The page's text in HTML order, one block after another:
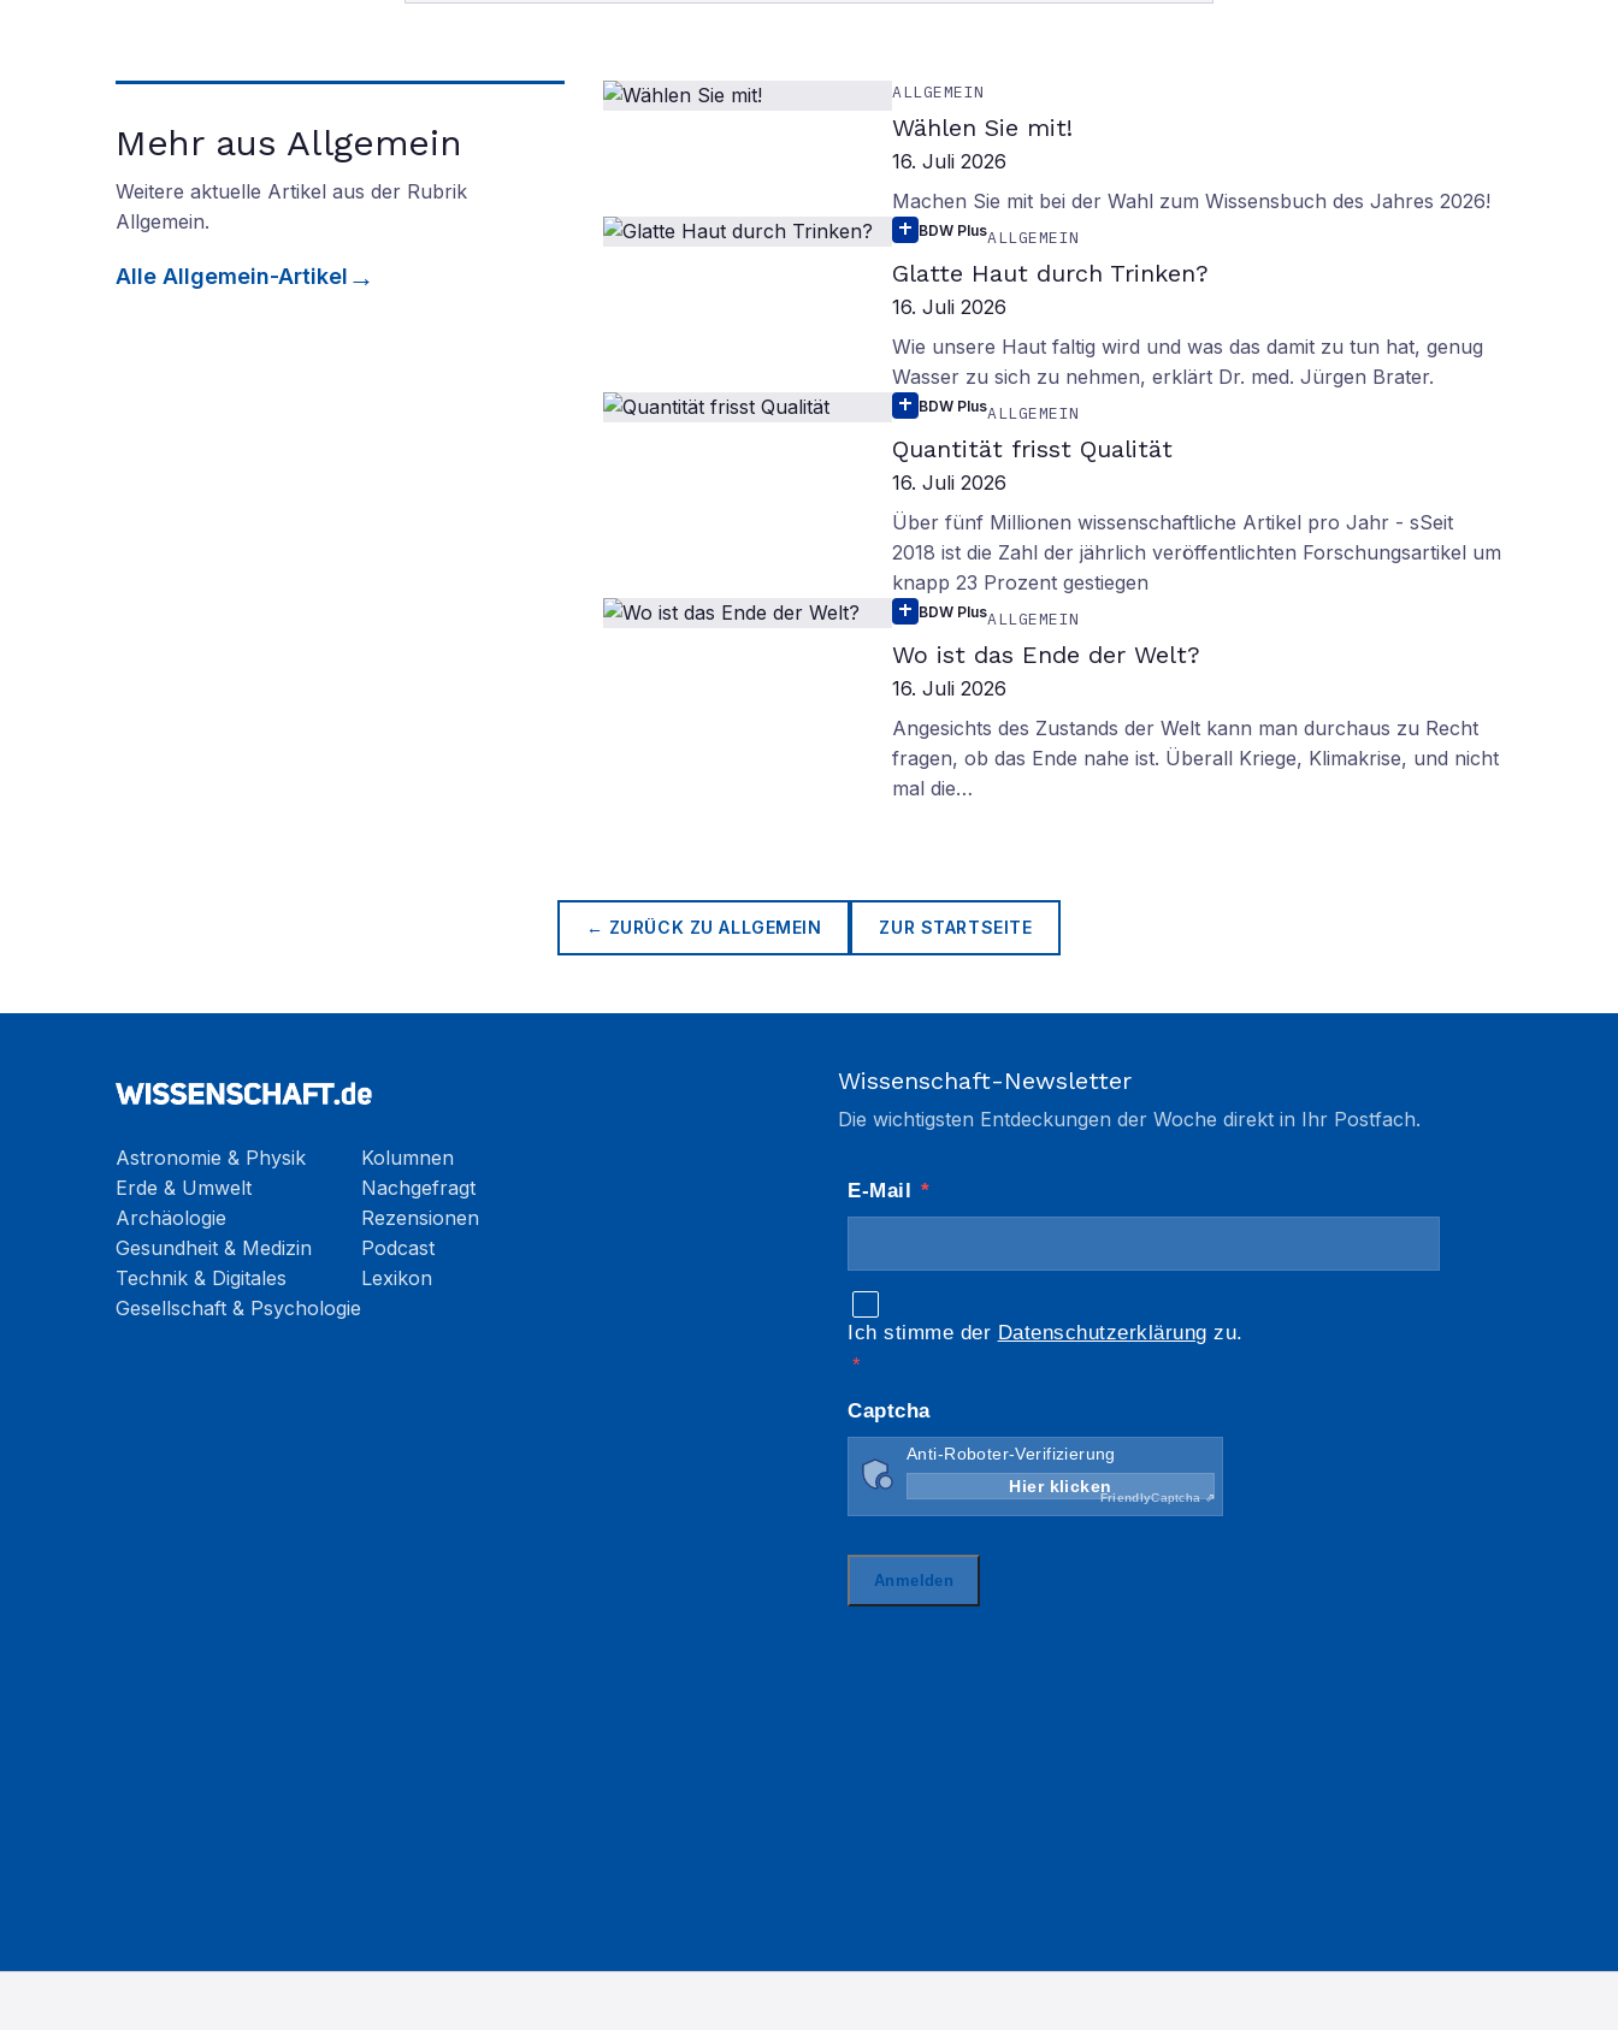
Mehr aus Allgemein
Weitere aktuelle Artikel aus der Rubrik
Allgemein.
Alle Allgemein-Artikel
ALLGEMEIN
Wählen Sie mit!
16. Juli 2026
Machen Sie mit bei der Wahl zum Wissensbuch des Jahres 2026!
BDW PlusALLGEMEIN
Glatte Haut durch Trinken?
16. Juli 2026
Wie unsere Haut faltig wird und was das damit zu tun hat, genug
Wasser zu sich zu nehmen, erklärt Dr. med. Jürgen Brater.
BDW PlusALLGEMEIN
Quantität frisst Qualität
16. Juli 2026
Über fünf Millionen wissenschaftliche Artikel pro Jahr - sSeit
2018 ist die Zahl der jährlich veröffentlichten Forschungsartikel um
knapp 23 Prozent gestiegen
BDW PlusALLGEMEIN
Wo ist das Ende der Welt?
16. Juli 2026
Angesichts des Zustands der Welt kann man durchaus zu Recht
fragen, ob das Ende nahe ist. Überall Kriege, Klimakrise, und nicht
mal die…
← ZURÜCK ZUALLGEMEIN ZUR STARTSEITE
Astronomie & Physik
Erde & Umwelt
Archäologie
Gesundheit & Medizin
Technik & Digitales
Gesellschaft & Psychologie
Kolumnen
Nachgefragt
Rezensionen
Podcast
Lexikon
Wissenschaft-Newsletter
Die wichtigsten Entdeckungen der Woche direkt in Ihr Postfach.